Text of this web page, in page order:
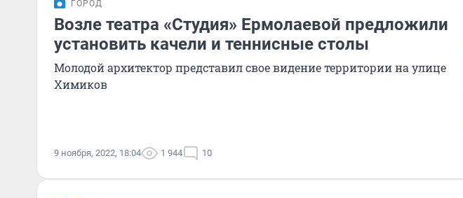
ГОРОД
Возле театра «Студия» Ермолаевой предложили
установить качели и теннисные столы
Молодой архитектор представил свое видение территории на улице
Химиков
9 ноября, 2022, 18:04 1 944 10